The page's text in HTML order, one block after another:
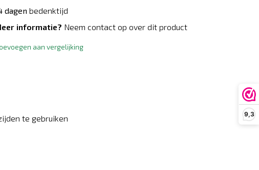
9,3
dagen bedenktijd
informatie? Neem contact op over dit product
aan vergelijking
te gebruiken